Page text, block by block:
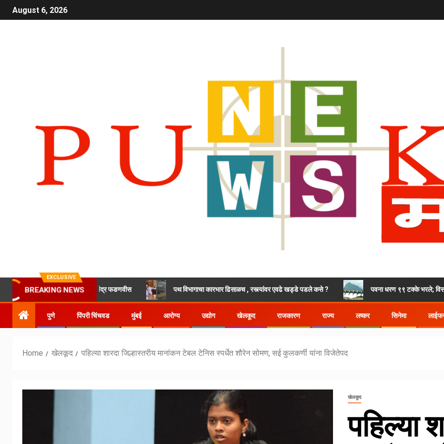
August 6, 2026
EXCLUSIVE
BREAKING NEWS
योगदान गरजेचे: अमृता देवेंद्र फडणवीस पथ विभागाचा कारभार ढिसाळच , रस्त्यांवर एवढे खड्डे पडले कसे ? पवना धरण ९९ टक्के भरले; विसर्ग वाढणार,
पुणे पिंपरी चिंचवड मुंबई आरोग्य उद्योग खेलकूद राजकारण राज्य लष्कर सिनेमा
Home खेलकूद पहिल्या शारदा जिल्हास्तरीय मानांकन टेबल टेनिस स्पर्धेत शौरेन सोमण, सई कुलकर्णी यांना विजेतेपद
खेलकूद
पहिल्या